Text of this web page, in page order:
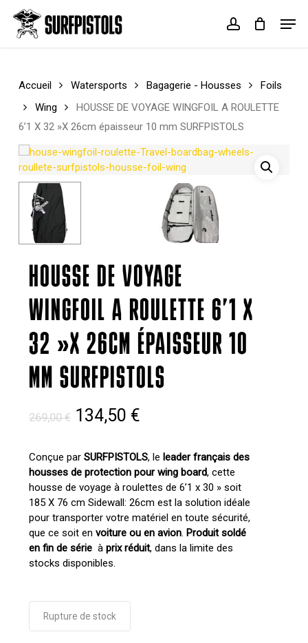
main
account
Cart Close
Accueil Watersports Bagagerie - Housses
Foils
Wing
HOUSSE DE VOYAGE WINGFOIL A ROULETTE
6’1 X 32 »X 26cm épaisseur 10 mm SURFPISTOLS
HOUSSE DE VOYAGE
WINGFOIL A ROULETTE 6’1 X
32 »X 26CM ÉPAISSEUR 10
MM SURFPISTOLS
269,00€ Le
initial
était :
269,00 €.
134,50 €Le
actuel
est :
134,50 €.
Conçue par SURFPISTOLS, le leader français des
housses de protection pour wing board, cette
housse de voyage à roulettes de 6’1 x 30 » soit
185 X 76 cm Sidewall: 26cm est la solution idéale
pour transporter votre matériel en toute sécurité,
que ce soit en voiture ou en avion. Produit soldé
en fin de sérieà prix réduit, dans la limite des
stocks disponibles.
Rupture de stock